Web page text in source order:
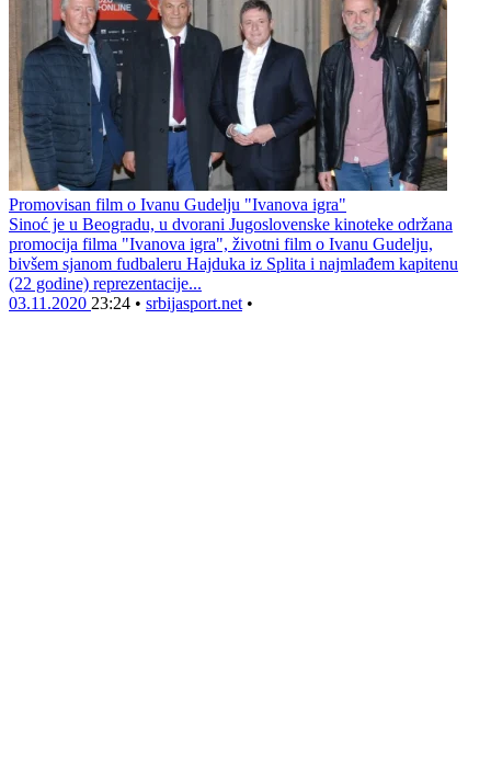
Promovisan film o Ivanu Gudelju "Ivanova igra"
Sinoć je u Beogradu, u dvorani Jugoslovenske kinoteke održana
promocija filma "Ivanova igra", životni film o Ivanu Gudelju,
bivšem sjanom fudbaleru Hajduka iz Splita i najmlađem kapitenu
(22 godine) reprezentacije...
03.11.2020 23:24 • srbijasport.net •